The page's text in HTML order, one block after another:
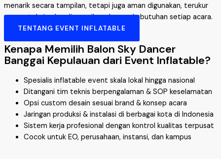
menarik secara tampilan, tetapi juga aman digunakan, terukur
secara teknis, dan disesuaikan dengan kebutuhan setiap acara.
TENTANG EVENT INFLATABLE
Kenapa Memilih Balon Sky Dancer
Banggai Kepulauan dari Event Inflatable?
Spesialis inflatable event skala lokal hingga nasional
Ditangani tim teknis berpengalaman & SOP keselamatan
Opsi custom desain sesuai brand & konsep acara
Jaringan produksi & instalasi di berbagai kota di Indonesia
Sistem kerja profesional dengan kontrol kualitas terpusat
Cocok untuk EO, perusahaan, instansi, dan kampus